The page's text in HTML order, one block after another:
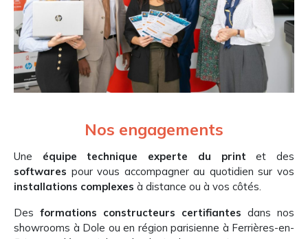
Nos engagements
Une équipe technique experte du print et des
softwares pour vous accompagner au quotidien sur vos
installations complexes à distance ou à vos côtés.
Des formations constructeurs certifiantes dans nos
showrooms à Dole ou en région parisienne à Ferrières-en-